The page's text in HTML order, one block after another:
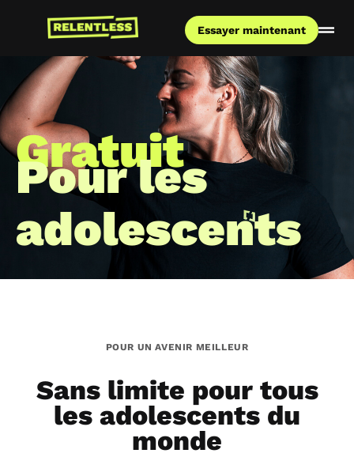
Essayer maintenant
Gratuit
Pour les
adolescents
POUR UN AVENIR MEILLEUR
Sans limite pour tous
les adolescents du
monde